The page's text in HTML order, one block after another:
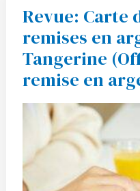
Revue: Carte
remises en
Tangerine
remise en
Revue:
Carte
de
crédit
avec
remises
en
argent
Tangerine
(Offre
encours:
10%
remise
argent)